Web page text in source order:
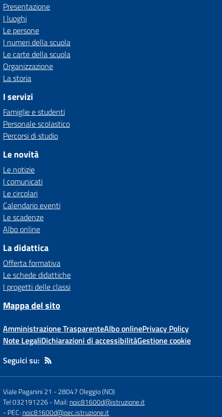
Presentazione
I luoghi
Le persone
I numeri della scuola
Le carte della scuola
Organizzazione
La storia
I servizi
Famiglie e studenti
Personale scolastico
Percorsi di studio
Le novità
Le notizie
I comunicati
Le circolari
Calendario eventi
Le scadenze
Albo online
La didattica
Offerta formativa
Le schede didattiche
I progetti delle classi
Mappa del sito
Amministrazione TrasparenteAlbo onlinePrivacy Policy
Note LegaliDichiarazioni di accessibilitàGestione cookie
Seguici su:
Viale Paganini 21 -28047 Oleggio (NO)
Tel 032191226- Mail: noic81600d@istruzione.it
- PEC: noic81600d@pec.istruzione.it